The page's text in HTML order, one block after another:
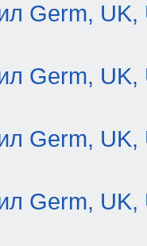
Germ, UK,
Germ, UK,
Germ, UK,
Germ, UK,